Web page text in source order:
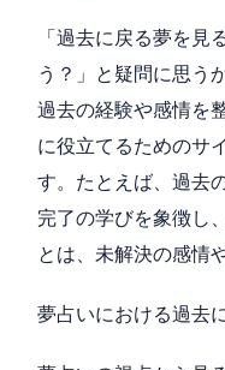
「過去に戻る夢を見
う？」と疑問に思う
過去の経験や感情を
に役立てるためのサ
す。たとえば、過去
完了の学びを象徴し
とは、未解決の感情
夢占いにおける過去